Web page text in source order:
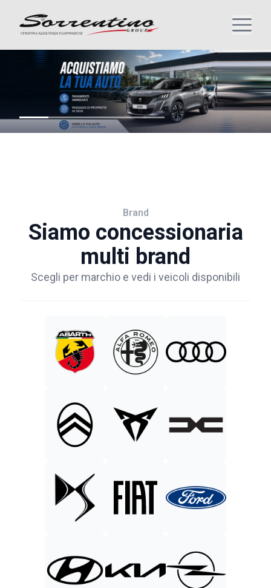
Brand
Siamo concessionaria
multi brand
Scegli per marchio e vedi i veicoli disponibili